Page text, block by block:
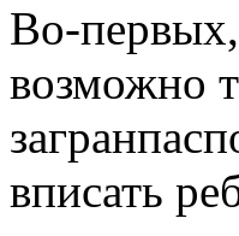
Во-первых,
возможно
вписать